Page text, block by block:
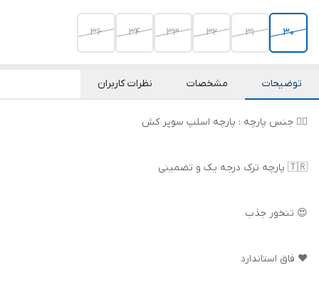
30
31
32
33
34
36
توضیحات مشخصات نظرات کاربران
👌🏻 جنس پارچه : پارچه اسلپ سوپر کش
🇹🇷 پارچه ترک درجه یک و تضمینی
😍 تنخور جذب
❤️ فاق استاندارد